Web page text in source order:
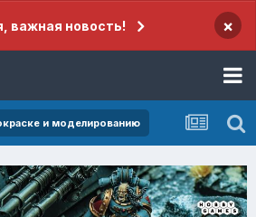
важная новость! ×
и моделированию